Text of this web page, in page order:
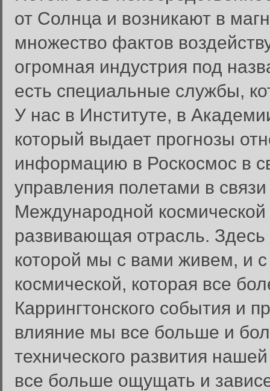
от Солнца и возникают в
множество фактов
огромная индустрия под
есть специальные службы,
У нас в Институте, в
который выдает прогнозы
информацию в Роскосмос в
управления полетами в
Международной
развивающая отрасль. Здесь
которой мы с вами живем, и
космической, которая все
Каррингтонского события и
влияние мы все больше и
технического развития
все больше ощущать и